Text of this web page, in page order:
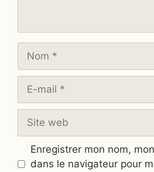
Nom
Site
Enregistrer mon nom,
dans le navigateur pour